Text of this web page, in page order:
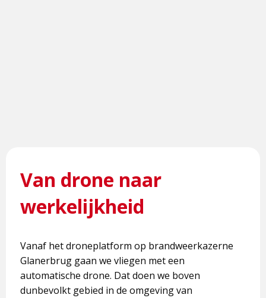
Van drone naar
werkelijkheid
Vanaf het droneplatform op brandweerkazerne
Glanerbrug gaan we vliegen met een
automatische drone. Dat doen we boven
dunbevolkt gebied in de omgeving van